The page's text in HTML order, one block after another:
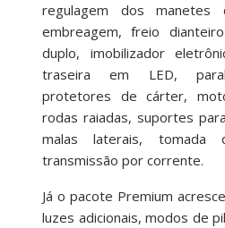
regulagem dos
embreagem, freio
duplo, imobilizador
traseira em LED,
protetores de cárter,
rodas raiadas, suportes
malas laterais,
transmissão por corrente.
Já o pacote Premium
luzes adicionais, modos de